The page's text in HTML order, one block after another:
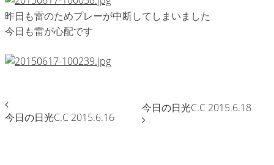
昨日も雷のためプレーが中断してしまいました
今日も雷が心配です
今日の日光C.C 2015.6.16
今日の日光C.C 2015.6.18